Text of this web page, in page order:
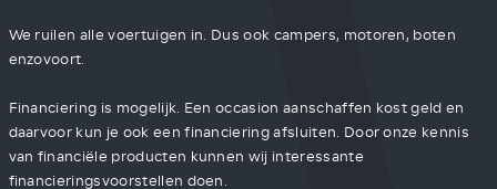
We ruilen alle voertuigen in. Dus ook campers, motoren, boten
enzovoort.
Financiering is mogelijk. Een occasion aanschaffen kost geld en
daarvoor kun je ook een financiering afsluiten. Door onze kennis
van financiële producten kunnen wij interessante
financieringsvoorstellen doen.